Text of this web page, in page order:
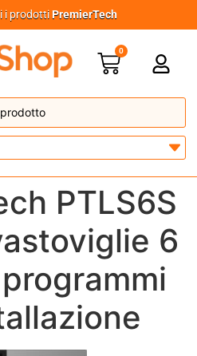
i prodottiPremierTech
0
PTLS6S
6